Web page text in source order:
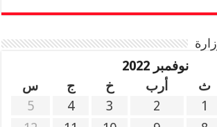
نوفمبر 2022
ث أرب خ ج
س
1
2
3
4
5